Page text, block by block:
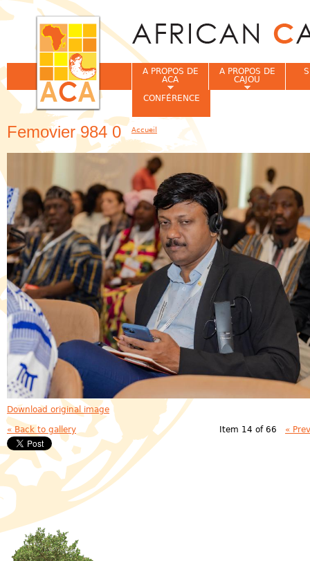
Femovier 984 0
Download original image
« Back to gallery Item 14 of 66 «
A PROPOS DE
ACA
A PROPOS DE
CAJOU
CONFÉRENCE
Vous êtes ici
Accueil